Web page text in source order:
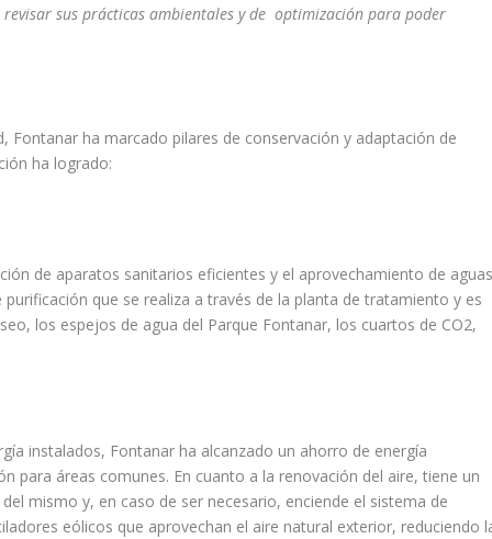
sus prácticas ambientales y de optimización para poder
ha marcado pilares de conservación y adaptación de
ha logrado:
de aparatos sanitarios eficientes y el aprovechamiento de
que se realiza a través de la planta de tratamiento y es
los espejos de agua del Parque Fontanar, los cuartos de CO2,
instalados, Fontanar ha alcanzado un ahorro de energía
para áreas comunes. En cuanto a la renovación del aire, tiene un
mismo y, en caso de ser necesario, enciende el sistema de
eólicos que aprovechan el aire natural exterior, reduciendo